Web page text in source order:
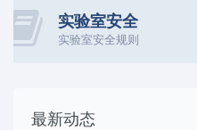
实验室安全
实验室安全规则
最新动态